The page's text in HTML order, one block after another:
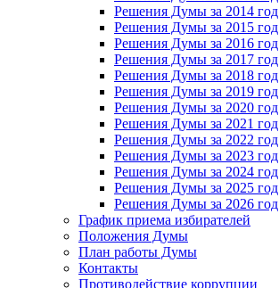
Решения Думы за 2014 год
Решения Думы за 2015 год
Решения Думы за 2016 год
Решения Думы за 2017 год
Решения Думы за 2018 год
Решения Думы за 2019 год
Решения Думы за 2020 год
Решения Думы за 2021 год
Решения Думы за 2022 год
Решения Думы за 2023 год
Решения Думы за 2024 год
Решения Думы за 2025 год
Решения Думы за 2026 год
График приема избирателей
Положения Думы
План работы Думы
Контакты
Противодействие коррупции